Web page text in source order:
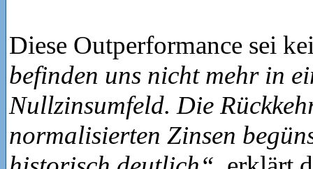
Diese Outperformance sei
befinden uns nicht mehr in
Nullzinsumfeld. Die
normalisierten Zinsen